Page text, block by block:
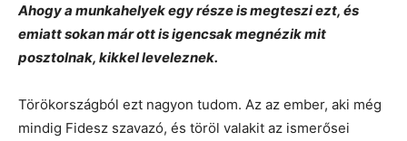
Ahogy a munkahelyek egy része is megteszi ezt, és
emiatt sokan már ott is igencsak megnézik mit
posztolnak, kikkel leveleznek.
Törökországból ezt nagyon tudom. Az az ember, aki még
mindig Fidesz szavazó, és töröl valakit az ismerősei